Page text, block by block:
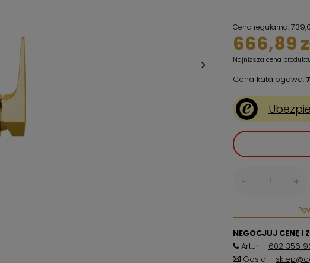
Cena regularna:
666,89
Najniższa cena
Cena katalogowa:
- +
NEGOCJUJ CENĘ I
Artur – 602 356
Gosia –